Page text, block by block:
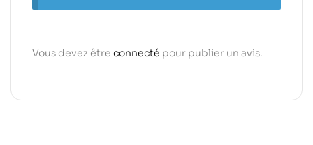
Vous devez être connecté pour publier un avis.